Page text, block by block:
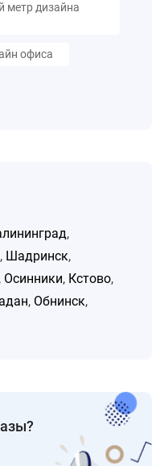
метр дизайна
офиса
,
, Шадринск,
, Осинники, Кстово,
, Обнинск,